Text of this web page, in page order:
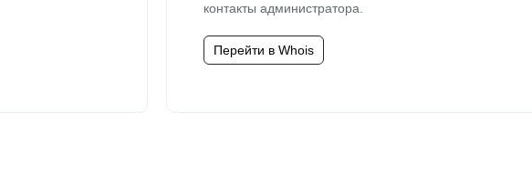
контакты администратора.
Перейти в Whois